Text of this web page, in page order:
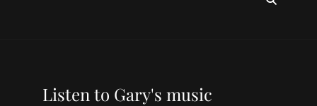
Listen to Gary's music